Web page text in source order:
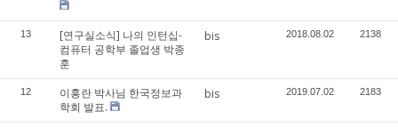
13
[연구실소식] 나의 인턴십-
컴퓨터 공학부 졸업생 박종
훈
bis 2018.08.02 2138
12
이홍란 박사님 한국정보과
학회 발표.
bis 2019.07.02 2183